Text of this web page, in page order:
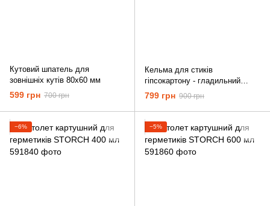
Кутовий шпатель для
зовнішніх кутів 80x60 мм
599 грн 700 грн
Кельма для стиків
гіпсокартону - гладильний
шпатель 305х120 мм STORCH
799 грн 900 грн
−6% −5%